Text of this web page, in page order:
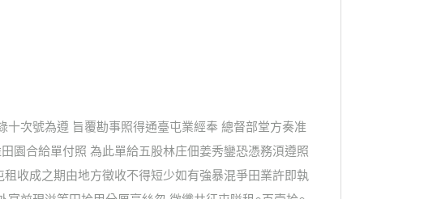
次號為遵 旨覆勘事照得通臺屯業經奉 總督部堂方奏准
園合給單付照 為此單給五股林庄佃姜秀鑾恐憑務湏遵照
收成之期由地方徵收不得短少如有強暴混爭田業許即執